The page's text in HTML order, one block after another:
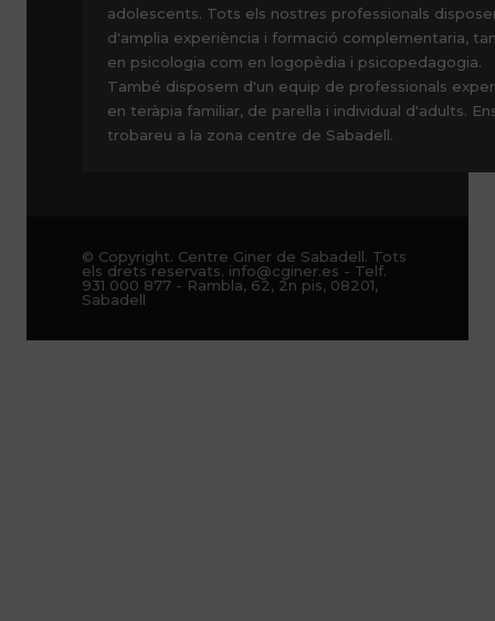
adolescents. Tots els nostres professionals
d'amplia experiència i formació complementaria,
en psicologia com en logopèdia i psicopedagogia.
També disposem d'un equip de professionals
en teràpia familiar, de parella i individual d'adults.
trobareu a la zona centre de Sabadell.
© Copyright. Centre Giner de Sabadell. Tots
els drets reservats. info@cginer.es - Telf.
931 000 877 - Rambla, 62, 2n pis, 08201,
Sabadell